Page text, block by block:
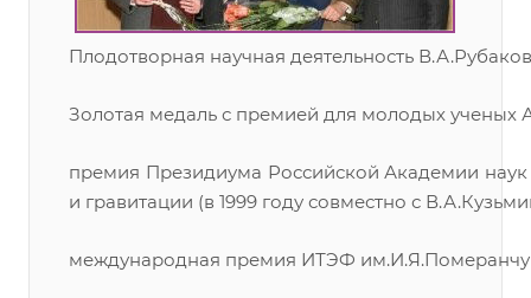
Плодотворная научная деятельность
Золотая медаль с премией для молодых ученых
премия Президиума Российской Академии
и гравитации (в 1999 году совместно с
международная премия ИТЭФ